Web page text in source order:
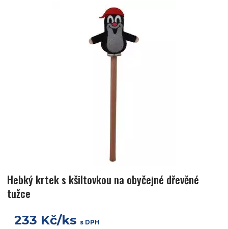
Hebký krtek s kšiltovkou na obyčejné dřevěné
tužce
233 Kč/ks s DPH